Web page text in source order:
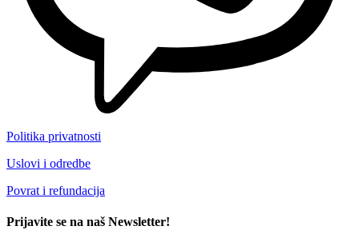
Politika privatnosti
Uslovi i odredbe
Povrat i refundacija
Prijavite se na naš Newsletter!